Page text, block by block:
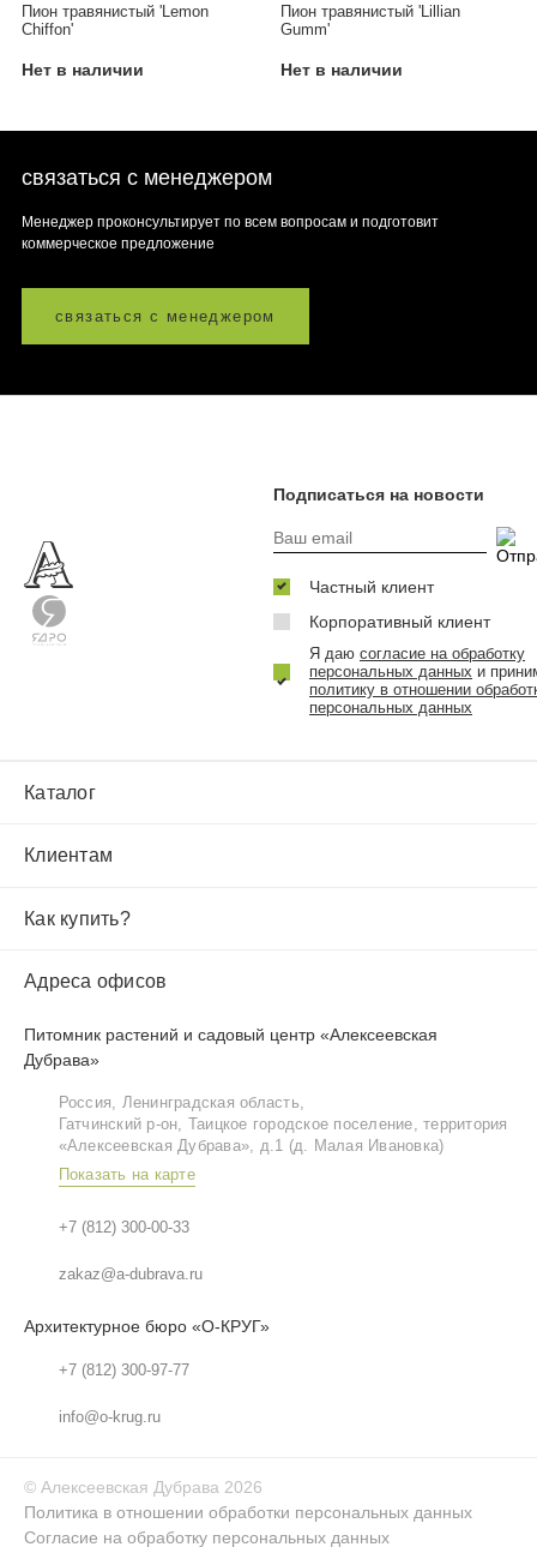
Пион травянистый 'Lemon
Chiffon'
Нет в наличии
Пион травянистый 'Lillian
Gumm'
Нет в наличии
связаться с менеджером
Менеджер проконсультирует по всем вопросам и подготовит
коммерческое предложение
связаться с менеджером
Каталог
Клиентам
Как купить?
Адреса офисов
Питомник растений и садовый центр «Алексеевская
Дубрава»
Россия, Ленинградская область,
Гатчинский р‑он, Таицкое городское поселение, территория
«Алексеевская Дубрава», д.1 (д. Малая Ивановка)
Показать на карте
+7 (812) 300-00-33
zakaz@a-dubrava.ru
Архитектурное бюро «О-КРУГ»
+7 (812) 300-97-77
info@o-krug.ru
Подписаться на новости
Частный клиент
Корпоративный клиент
Я даю согласие на обработку
персональных данных и
политику в отношении
персональных данных
© Алексеевская Дубрава 2026
Политика в отношении обработки персональных данных
Согласие на обработку персональных данных